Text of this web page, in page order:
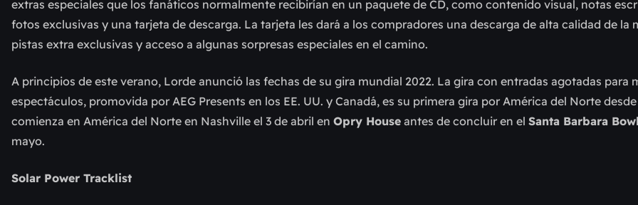
extras especiales que los fanáticos normalmente recibirían en un paquete de CD, como contenido visual, notas
fotos exclusivas y una tarjeta de descarga. La tarjeta les dará a los compradores una descarga de alta calidad de la
pistas extra exclusivas y acceso a algunas sorpresas especiales en el camino.
A principios de este verano, Lorde anunció las fechas de su gira mundial 2022. La gira con entradas agotadas para
espectáculos, promovida por AEG Presents en los EE. UU. y Canadá, es su primera gira por América del Norte
comienza en América del Norte en Nashville el 3 de abril en Opry House antes de concluir en el Santa Barbara Bowl
mayo.
Solar Power Tracklist